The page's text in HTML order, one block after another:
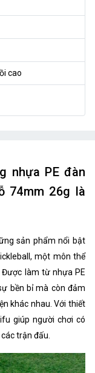
cao
nhựa PE đàn
74mm 26g là
sản phẩm nổi bật
một môn thể
làm từ nhựa PE
bền bỉ mà còn đảm
khác nhau. Với thiết
giúp người chơi có
trận đấu.